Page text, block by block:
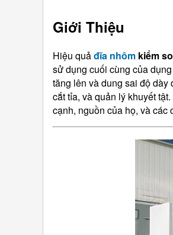
Giới Thiệu
Hiệu quảđĩa nhôm kiểm
sử dụng cuối cùng của
tăng lên và dung sai độ dày
cắt tỉa, và quản lý khuyết
cạnh, nguồn của họ, và